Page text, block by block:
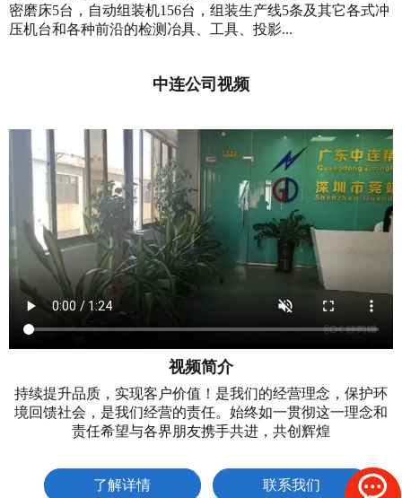
密磨床5台，自动组装机156台，组装生产线5条及其它各式冲
压机台和各种前沿的检测冶具、工具、投影...
中连公司视频
视频简介
持续提升品质，实现客户价值！是我们的经营理念，保护环
境回馈社会，是我们经营的责任。始终如一贯彻这一理念和
责任希望与各界朋友携手共进，共创辉煌
了解详情 联系我们